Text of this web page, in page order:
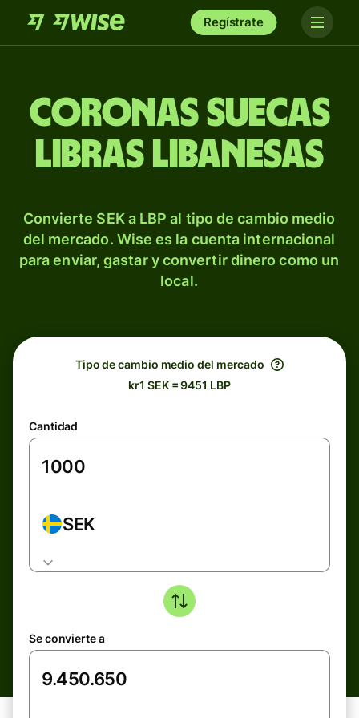
Regístrate
Coronas suecas
libras libanesas
Convierte SEK a LBP al tipo de cambio medio
del mercado. Wise es la cuenta internacional
para enviar, gastar y convertir dinero como un
local.
Tipo de cambio medio del mercado
kr1 SEK = 9451 LBP
Cantidad
SEK
Se convierte a